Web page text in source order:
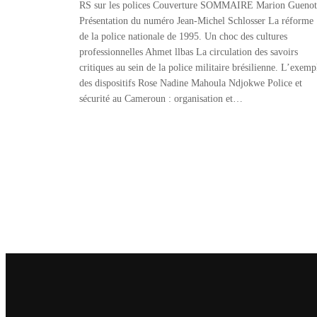
RS sur les polices Couverture SOMMAIRE Marion Guenot
Présentation du numéro Jean-Michel Schlosser La réforme
de la police nationale de 1995. Un choc des cultures
professionnelles Ahmet llbas La circulation des savoirs
critiques au sein de la police militaire brésilienne.
des dispositifs Rose Nadine Mahoula Ndjokwe Police et
sécurité au Cameroun : organisation et…